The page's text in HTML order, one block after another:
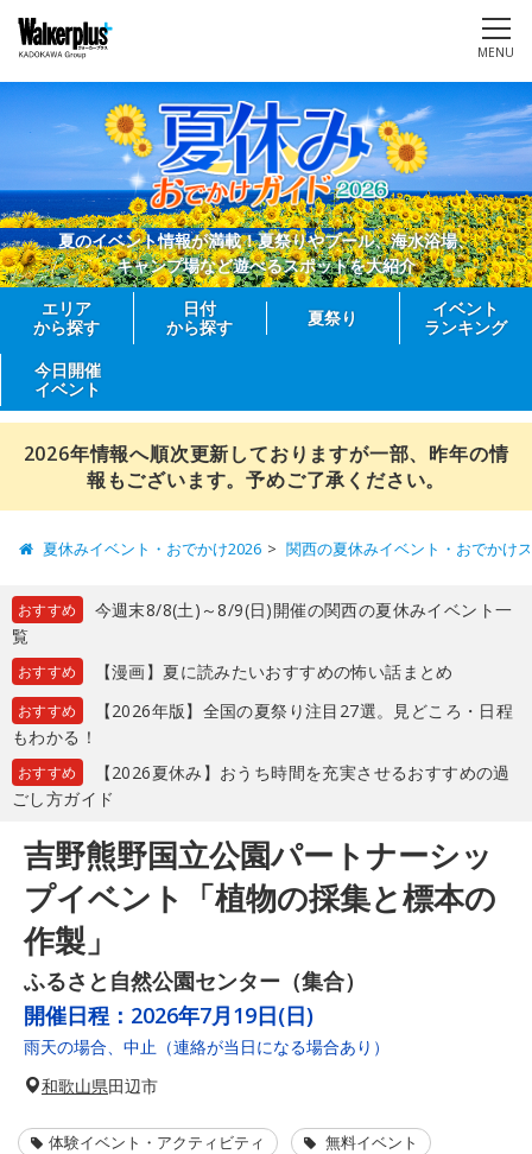
MENU
夏のイベント情報が満載！夏祭りやプール、海水浴場、
キャンプ場など遊べるスポットを大紹介
エリア
から探す
日付
から探す
夏祭り
イベント
ランキング
今日開催
イベント
2026年情報へ順次更新しておりますが一部、昨年の情
報もございます。予めご了承ください。
夏休みイベント・おでかけ2026 関西の夏休みイベント・おでかけ
おすすめ
今週末8/8(土)～8/9(日)開催の関西の夏休みイベント一
覧
おすすめ 【漫画】夏に読みたいおすすめの怖い話まとめ
おすすめ
【2026年版】全国の夏祭り注目27選。見どころ・日程
もわかる！
おすすめ
【2026夏休み】おうち時間を充実させるおすすめの過
ごし方ガイド
吉野熊野国立公園パートナーシッ
プイベント「植物の採集と標本の
作製」
ふるさと自然公園センター（集合）
開催日程： 2026年7月19日(日)
雨天の場合、中止（連絡が当日になる場合あり）
和歌山県田辺市
体験イベント・アクティビティ 無料イベント